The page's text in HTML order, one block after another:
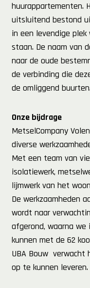
huurappartementen.
uitsluitend bestond
in een levendige
staan. De naam van
naar de oude
de verbinding die
de omliggend buurten.
Onze bijdrage
MetselCompany
diverse
Met een team van
isolatiewerk,
lijmwerk van het
De werkzaamheden
wordt naar
afgerond, waarna
kunnen met de 62
UBA Bouw verwacht
op te kunnen leveren.